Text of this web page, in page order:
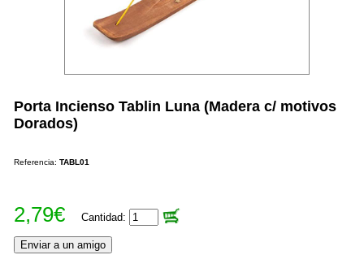
Porta Incienso Tablin Luna (Madera c/ motivos
Dorados)
Referencia:TABL01
2,79€ Cantidad: